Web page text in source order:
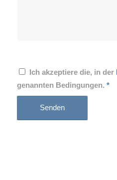
Ich akzeptiere die, in der
genannten Bedingungen. *